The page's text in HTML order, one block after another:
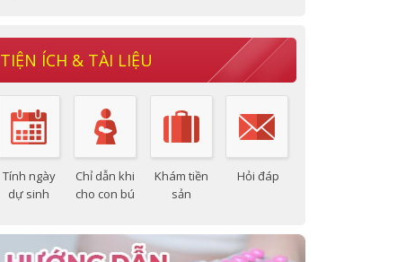
TIỆN ÍCH & TÀI LIỆU
Tính ngày
dự sinh
Chỉ dẫn khi
cho con bú
Khám tiền
sản
Hỏi đáp